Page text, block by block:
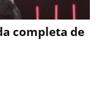
completa de